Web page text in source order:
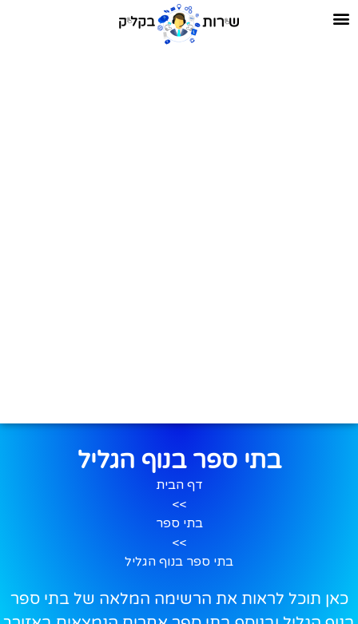
בתי ספר בנוף הגליל
דף הבית
>>
בתי ספר
>>
בתי ספר בנוף הגליל
כאן תוכל לראות את הרשימה המלאה של בתי ספר